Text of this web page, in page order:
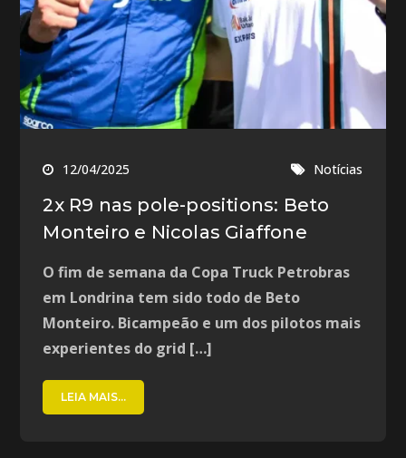
12/04/2025 Notícias
2x R9 nas pole-positions: Beto
Monteiro e Nicolas Giaffone
O fim de semana da Copa Truck Petrobras
em Londrina tem sido todo de Beto
Monteiro. Bicampeão e um dos pilotos mais
experientes do grid […]
LEIA MAIS...